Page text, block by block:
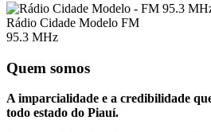
Rádio Cidade Modelo FM
95.3 MHz
Quem somos
A imparcialidade e a credibilidade
todo estado do Piauí.